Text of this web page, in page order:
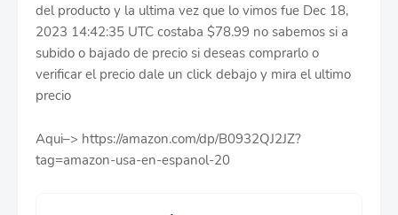
del producto y la ultima vez que lo vimos fue Dec 18,
2023 14:42:35 UTC costaba $78.99 no sabemos si a
subido o bajado de precio si deseas comprarlo o
verificar el precio dale un click debajo y mira el ultimo
precio
Aqui–> https://amazon.com/dp/B0932QJ2JZ?
tag=amazon-usa-en-espanol-20